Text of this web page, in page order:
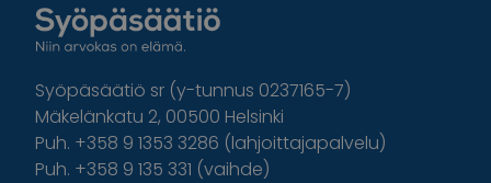
Syöpäsäätiö sr (y-tunnus 0237165-7)
Mäkelänkatu 2, 00500 Helsinki
Puh. +358 9 1353 3286 (lahjoittajapalvelu)
Puh. +358 9 135 331 (vaihde)